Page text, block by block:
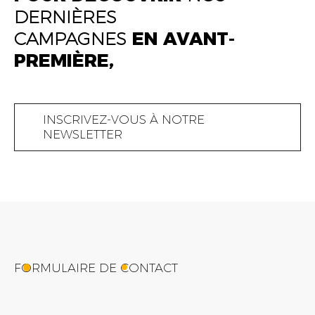
STOREKEEPER
DERNIÈRES
CAMPAGNES EN AVANT-
PREMIÈRE,
INSCRIVEZ-VOUS À NOTRE
NEWSLETTER
FORMULAIRE DE CONTACT